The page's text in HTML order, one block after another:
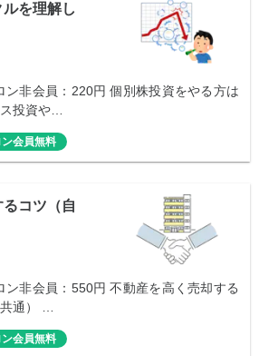
を理解し
ン非会員：220円 個別株投資をやる方は
投資や…
会員無料
コツ（自
ン非会員：550円 不動産を高く売却する
共通） …
会員無料